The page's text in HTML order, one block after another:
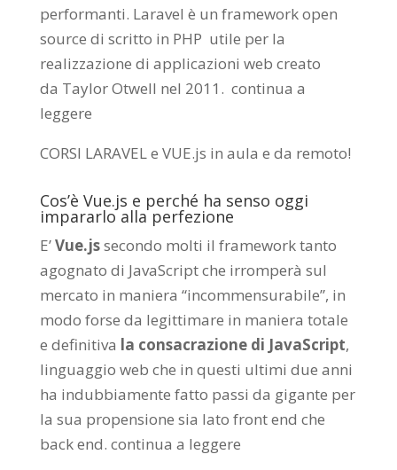
performanti. Laravel è un framework open
source di scritto in PHP utile per la
realizzazione di applicazioni web creato
da Taylor Otwell nel 2011. continua a
leggere
CORSI LARAVEL e VUE.js in aula e da remoto!
Cos’è Vue.js e perché ha senso oggi
impararlo alla perfezione
E’Vue.jssecondo molti il framework tanto
agognato di JavaScript che irromperà sul
mercato in maniera “incommensurabile”, in
modo forse da legittimare in maniera totale
e definitiva la consacrazione di JavaScript,
linguaggio web che in questi ultimi due anni
ha indubbiamente fatto passi da gigante per
la sua propensione sia lato front end che
back end. continua a leggere